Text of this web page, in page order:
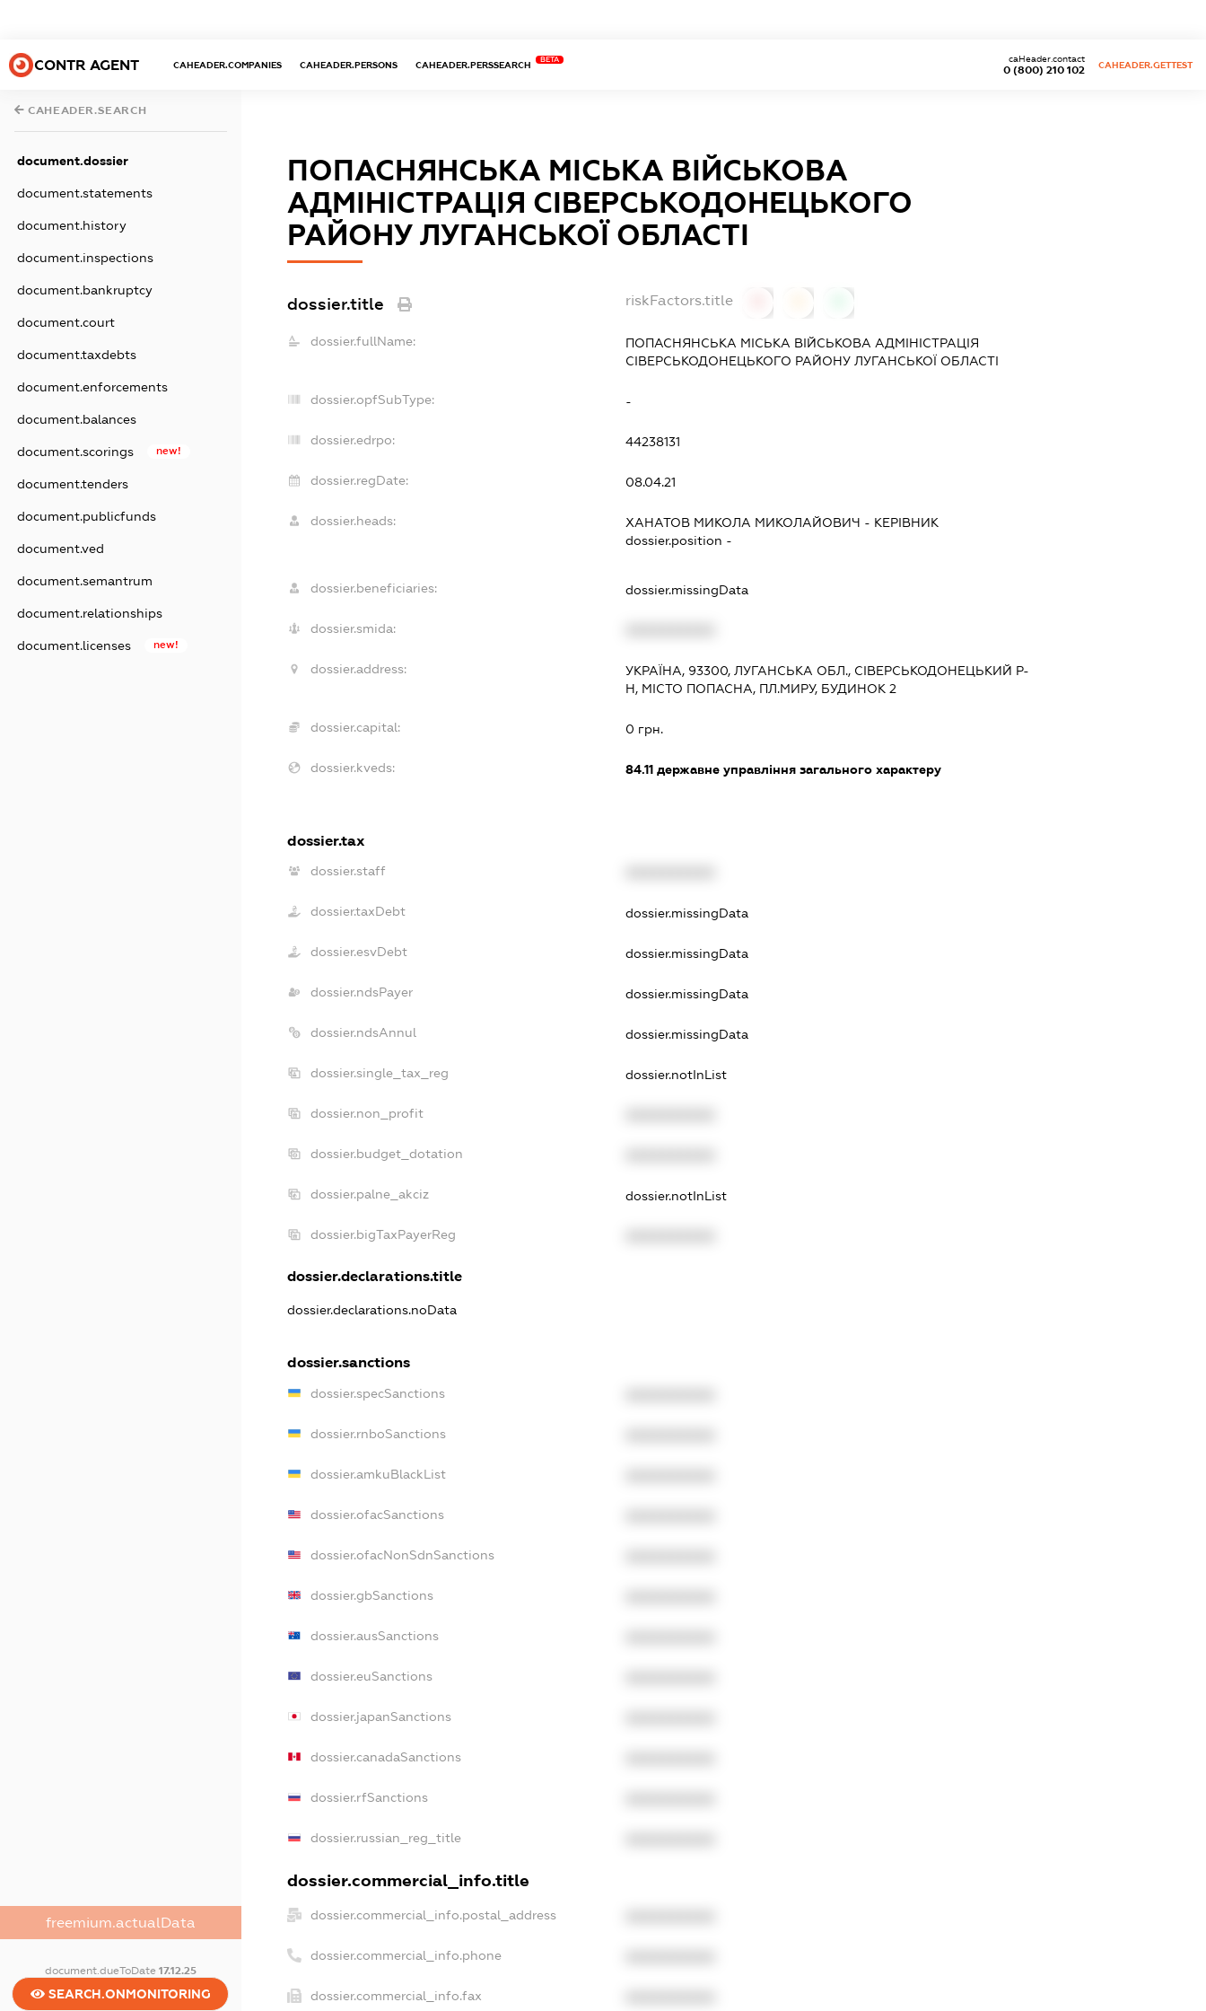
CONTR AGENT CAHEADER.COMPANIES CAHEADER.PERSONS CAHEADER.PERSSEARCH
BETA
0 (800) 210 102
caHeader.contact
CAHEADER.GETTEST
CAHEADER.SEARCH
document.dossier
document.statements
document.history
document.inspections
document.bankruptcy
document.court
document.taxdebts
document.enforcements
document.balances
document.scorings new!
document.tenders
document.publicfunds
document.ved
document.semantrum
document.relationships
document.licenses new!
freemium.actualData
document.dueToDate 17.12.25
SEARCH.ONMONITORING
ПОПАСНЯНСЬКА МІСЬКА ВІЙСЬКОВА
АДМІНІСТРАЦІЯ СІВЕРСЬКОДОНЕЦЬКОГО
РАЙОНУ ЛУГАНСЬКОЇ ОБЛАСТІ
dossier.title riskFactors.title
dossier.fullName:
ПОПАСНЯНСЬКА МІСЬКА ВІЙСЬКОВА АДМІНІСТРАЦІЯ
СІВЕРСЬКОДОНЕЦЬКОГО РАЙОНУ ЛУГАНСЬКОЇ ОБЛАСТІ
dossier.opfSubType: -
dossier.edrpo: 44238131
dossier.regDate: 08.04.21
dossier.heads: ХАНАТОВ МИКОЛА МИКОЛАЙОВИЧ - КЕРІВНИК
dossier.position -
dossier.beneficiaries: dossier.missingData
dossier.smida:
dossier.address:
УКРАЇНА, 93300, ЛУГАНСЬКА ОБЛ., СІВЕРСЬКОДОНЕЦЬКИЙ Р-
Н, МІСТО ПОПАСНА, ПЛ.МИРУ, БУДИНОК 2
dossier.capital: 0 грн.
dossier.kveds: 84.11 державне управління загального характеру
dossier.tax
dossier.staff
dossier.taxDebt dossier.missingData
dossier.esvDebt dossier.missingData
dossier.ndsPayer dossier.missingData
dossier.ndsAnnul dossier.missingData
dossier.single_tax_reg dossier.notInList
dossier.non_profit
dossier.budget_dotation
dossier.palne_akciz dossier.notInList
dossier.bigTaxPayerReg
dossier.declarations.title
dossier.declarations.noData
dossier.sanctions
dossier.specSanctions
dossier.rnboSanctions
dossier.amkuBlackList
dossier.ofacSanctions
dossier.ofacNonSdnSanctions
dossier.gbSanctions
dossier.ausSanctions
dossier.euSanctions
dossier.japanSanctions
dossier.canadaSanctions
dossier.rfSanctions
dossier.russian_reg_title
dossier.commercial_info.title
dossier.commercial_info.postal_address
dossier.commercial_info.phone
dossier.commercial_info.fax